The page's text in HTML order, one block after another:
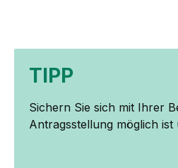
TIPP
Sichern Sie sich mit Ihrer
Antragsstellung möglich